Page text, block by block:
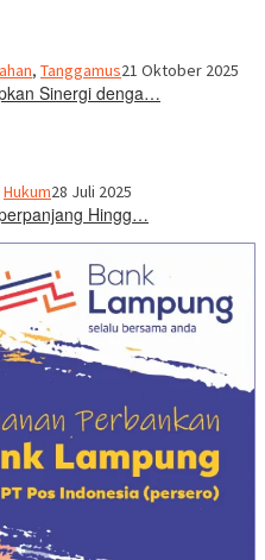
, Tanggamus21 Oktober 2025
Sinergi denga…
Hukum28 Juli 2025
Hingg…